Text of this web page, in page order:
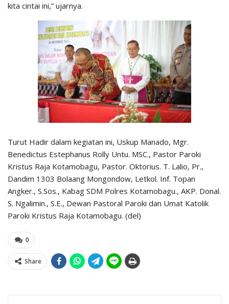
kita cintai ini,” ujarnya.
Turut Hadir dalam kegiatan ini, Uskup Manado, Mgr.
Benedictus Estephanus Rolly Untu. MSC., Pastor Paroki
Kristus Raja Kotamobagu, Pastor. Oktorius. T. Lalio, Pr.,
Dandim 1303 Bolaang Mongondow, Letkol. Inf. Topan
Angker., S.Sos., Kabag SDM Polres Kotamobagu., AKP. Donal.
S. Ngalimin., S.E., Dewan Pastoral Paroki dan Umat Katolik
Paroki Kristus Raja Kotamobagu. (del)
0
Share